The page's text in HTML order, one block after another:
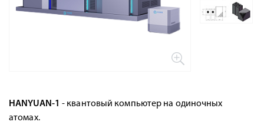
HANYUAN-1 - квантовый компьютер на одиночных
атомах.